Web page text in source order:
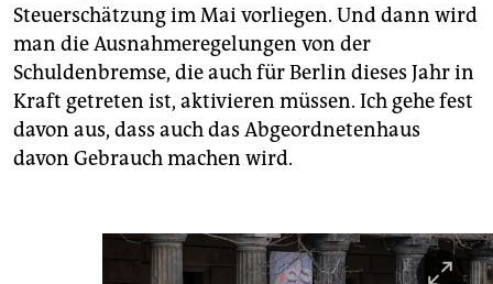
Steuerschätzung im Mai vorliegen. Und dann wird
man die Ausnahmeregelungen von der
Schuldenbremse, die auch für Berlin dieses Jahr in
Kraft getreten ist, aktivieren müssen. Ich gehe fest
davon aus, dass auch das Abgeordnetenhaus
davon Gebrauch machen wird.